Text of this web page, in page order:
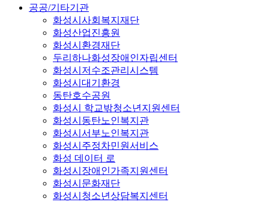
공공/기타기관
화성시사회복지재단
화성산업진흥원
화성시환경재단
두리하나화성장애인자립센터
화성시저수조관리시스템
화성시대기환경
동탄호수공원
화성시 학교밖청소년지원센터
화성시동탄노인복지관
화성시서부노인복지관
화성시주정차민원서비스
화성 데이터 로
화성시장애인가족지원센터
화성시문화재단
화성시청소년상담복지센터